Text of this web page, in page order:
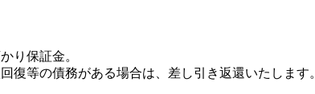
り保証金。
復等の債務がある場合は、差し引き返還いたします。